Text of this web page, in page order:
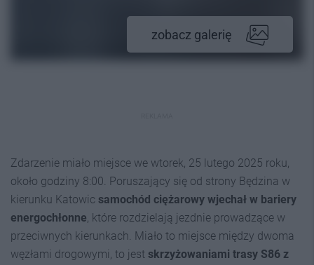
zobacz galerię
Zdarzenie miało miejsce we wtorek, 25 lutego 2025 roku,
około godziny 8:00. Poruszający się od strony Będzina w
kierunku Katowic samochód ciężarowy wjechał w bariery
energochłonne, które rozdzielają jezdnie prowadzące w
przeciwnych kierunkach. Miało to miejsce między dwoma
węzłami drogowymi, to jest skrzyżowaniami trasy S86 z